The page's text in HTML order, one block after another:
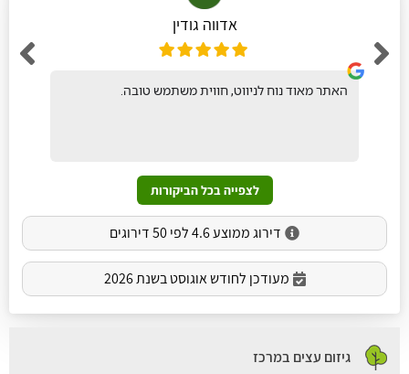
אדווה גודין
האתר מאוד נוח לניווט, חווית משתמש טובה.
לצפייה בכל הביקורות
דירוג ממוצע 4.6 לפי 50 דירוגים
מעודכן לחודש אוגוסט בשנת 2026
גיזום עצים במרכז